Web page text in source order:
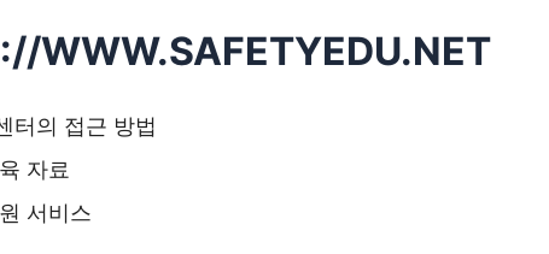
WWW.SAFETYEDU.NET
터의 접근 방법
자료
서비스